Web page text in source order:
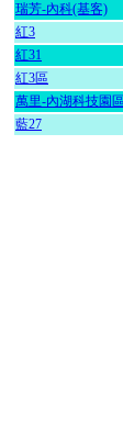
瑞芳-內科(基客)
紅3
紅31
紅3區
萬里-內湖科技園區
藍27